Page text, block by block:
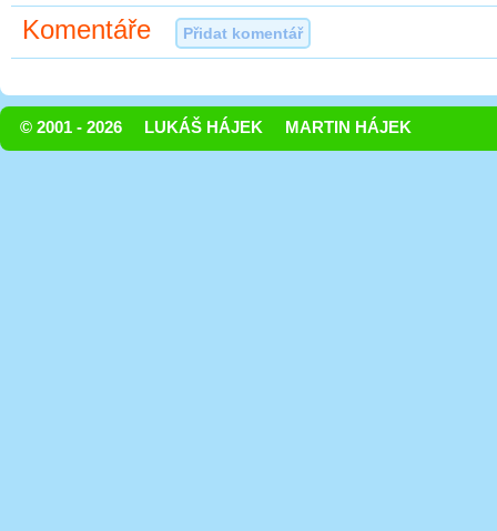
Komentáře Přidat komentář
© 2001 - 2026 LUKÁŠ HÁJEK MARTIN HÁJEK